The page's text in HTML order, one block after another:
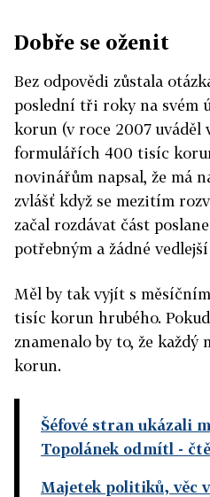
Dobře se oženit
Bez odpovědi zůstala
poslední tři roky na svém
korun (v roce 2007 uváděl
formulářích 400 tisíc
novinářům napsal, že má
zvlášť když se mezitím
začal rozdávat část
potřebným a žádné
Měl by tak vyjít s
tisíc korun hrubého.
znamenalo by to, že každý
korun.
Šéfové stran ukázali
Topolánek odmítl -
Majetek politiků, věc